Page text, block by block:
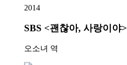
2014
SBS <괜찮아, 사랑이야>
오소녀 역